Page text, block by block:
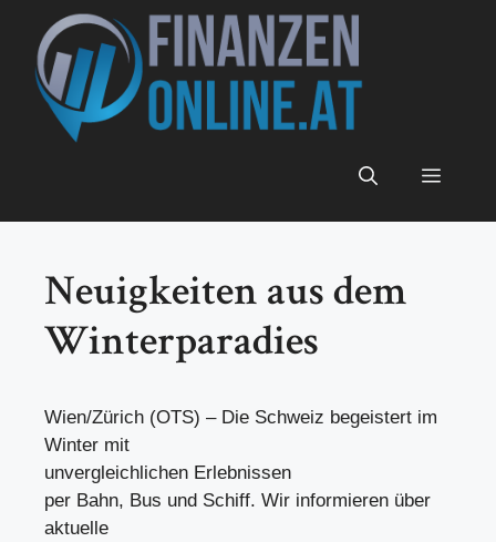
Inhalt
springen
Menü
Neuigkeiten aus dem
Winterparadies
Wien/Zürich (OTS) – Die Schweiz begeistert im
Winter mit
unvergleichlichen Erlebnissen
per Bahn, Bus und Schiff. Wir informieren über
aktuelle